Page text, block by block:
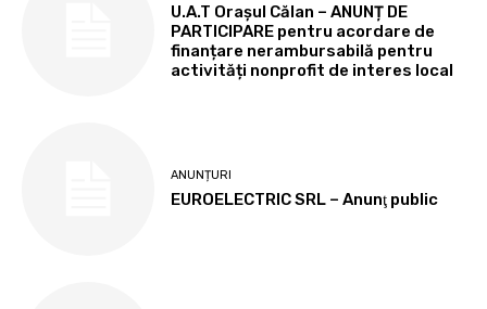
U.A.T Orașul Călan – ANUNȚ DE
PARTICIPARE pentru acordare de
finanțare nerambursabilă pentru
activități nonprofit de interes local
ANUNȚURI
EUROELECTRIC SRL – Anunţ public